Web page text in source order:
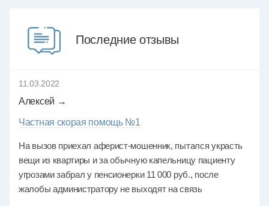
Последние отзывы
11.03.2022
Алексей →
Частная скорая помощь №1
На вызов приехал аферист-мошенник, пытался украсть
вещи из квартиры и за обычную капельницу пациенту
угрозами забрал у пенсионерки 11 000 руб., после
жалобы администратору не выходят на связь